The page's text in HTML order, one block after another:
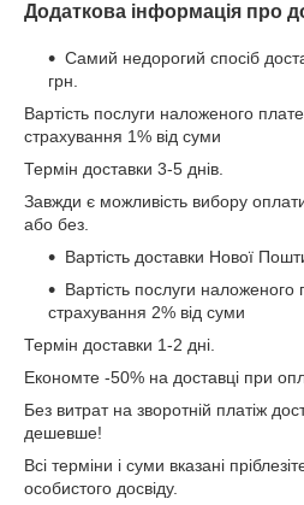
Додаткова інформація про
Самий недорогий спосіб
грн.
Вартість послуги наложеного
страхування 1% від суми
Термін доставки 3-5 днів.
Завжди є можливість вибору
або без.
Вартість доставки Нової
Вартість послуги наложеного
страхування 2% від суми
Термін доставки 1-2 дні.
Економте -50% на доставці при
Без витрат на зворотній платіж
дешевше!
Всі терміни і суми вказані
особистого досвіду.